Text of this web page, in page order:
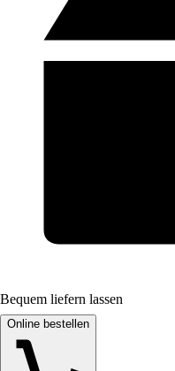
Bequem liefern lassen
Online bestellen